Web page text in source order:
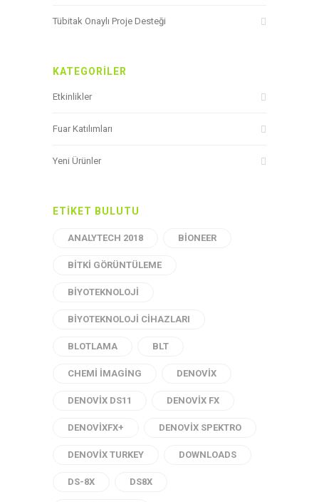
Tübitak Onaylı Proje Desteği
KATEGORILER
Etkinlikler
Fuar Katılımları
Yeni Ürünler
ETIKET BULUTU
ANALYTECH 2018 BIONEER
BITKI GÖRÜNTÜLEME
BIYOTEKNOLOJI
BIYOTEKNOLOJI CIHAZLARI
BLOTLAMA BLT
CHEMI IMAGING DENOVIX
DENOVIX DS11 DENOVIX FX
DENOVIXFX+ DENOVIX SPEKTRO
DENOVIX TURKEY DOWNLOADS
DS-8X DS8X